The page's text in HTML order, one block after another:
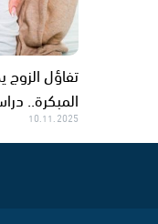
تفاؤل
المبكرة..
10.11.2025